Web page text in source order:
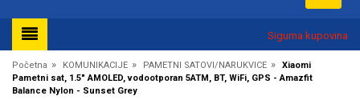
Sigurna kupovina
Početna » KOMUNIKACIJE » PAMETNI SATOVI/NARUKVICE »
Xiaomi
Pametni sat, 1.5" AMOLED, vodootporan 5ATM, BT, WiFi, GPS - Amazfit
Balance Nylon - Sunset Grey